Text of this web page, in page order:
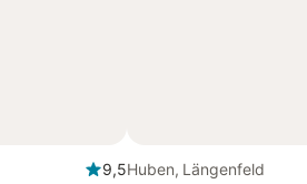
9,5Huben, Längenfeld